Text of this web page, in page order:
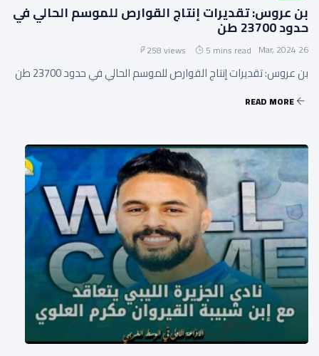
بن عروس: تقديرات إنتاج القوارص للموسم الحالي في
حدود 23700 طن
26 Mar, 2024
5 mins read
258 views
بن عروس: تقديرات إنتاج القوارص للموسم الحالي في حدود 23700 طن
READ MORE